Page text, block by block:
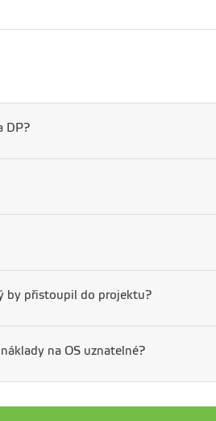
DP?
by přistoupil do projektu?
na OS uznatelné?